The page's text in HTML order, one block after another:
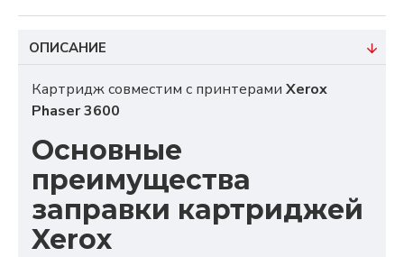
ОПИСАНИЕ
Картридж совместим с принтерами Xerox
Phaser 3600
Основные
преимущества
заправки картриджей
Xerox